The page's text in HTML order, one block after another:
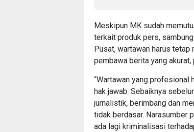
Meskipun MK sudah
terkait produk pers,
Pusat, wartawan harus
pembawa berita yang
“Wartawan yang profesional
hak jawab. Sebaiknya
jurnalistik, berimbang dan
tidak berdasar. Narasumber
ada lagi kriminalisasi